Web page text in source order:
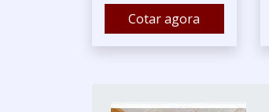
Cotar agora